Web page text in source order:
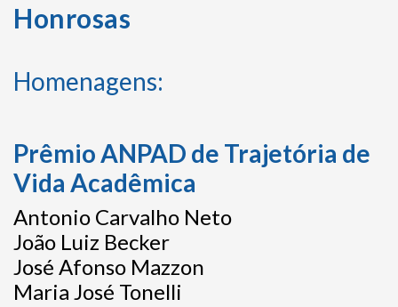
Honrosas
Homenagens:
Prêmio ANPAD de Trajetória de
Vida Acadêmica
Antonio Carvalho Neto
João Luiz Becker
José Afonso Mazzon
Maria José Tonelli